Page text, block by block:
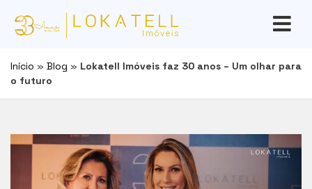
Início » Blog » Lokatell Imóveis faz 30 anos – Um olhar para
o futuro